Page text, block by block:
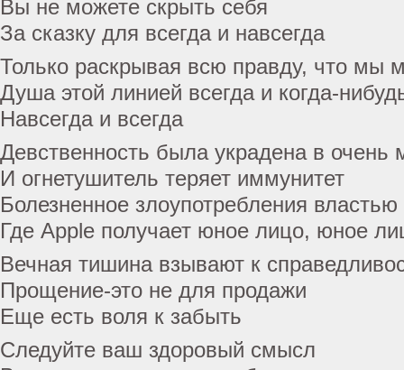
Вы не можете скрыть себя
За сказку для всегда и навсегда
Только раскрывая всю правду, что мы
Душа этой линией всегда и когда-
Навсегда и всегда
Девственность была украдена в очень
И огнетушитель теряет иммунитет
Болезненное злоупотребления
Где Apple получает юное лицо, юное
Вечная тишина взывают к
Прощение-это не для продажи
Еще есть воля к забыть
Следуйте ваш здоровый смысл